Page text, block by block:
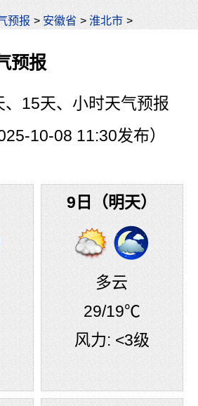
预报 > 安徽省 >淮北市 >
预报
、15天、小时天气预报
10-08 11:30发布）
9日（明天）
多云
29/19℃
风力: <3级